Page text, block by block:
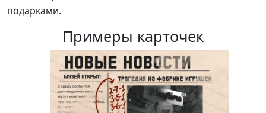
подарками.
Примеры карточек